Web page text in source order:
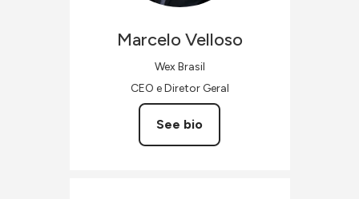
Marcelo Velloso
Wex Brasil
CEO e Diretor Geral
See bio